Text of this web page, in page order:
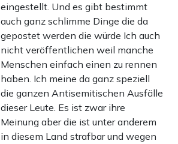
eingestellt. Und es gibt bestimmt
auch ganz schlimme Dinge die da
gepostet werden die würde Ich auch
nicht veröffentlichen weil manche
Menschen einfach einen zu rennen
haben. Ich meine da ganz speziell
die ganzen Antisemitischen Ausfälle
dieser Leute. Es ist zwar ihre
Meinung aber die ist unter anderem
in diesem Land strafbar und wegen